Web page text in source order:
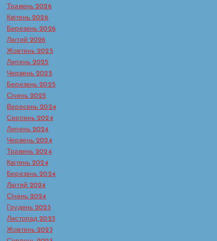
Травень 2026
Квітень 2026
Березень 2026
Лютий 2026
Жовтень 2025
Липень 2025
Червень 2025
Березень 2025
Січень 2025
Вересень 2024
Серпень 2024
Липень 2024
Червень 2024
Травень 2024
Квітень 2024
Березень 2024
Лютий 2024
Січень 2024
Грудень 2023
Листопад 2023
Жовтень 2023
поводження з дітьми
Сторінка практичного психолога
Кожна дитина має право на захист
— і вдома, і в школі, і в будь-якому
середовищі, де вона зростає. Та,